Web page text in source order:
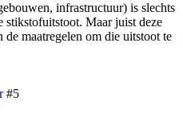
infrastructuur) is slechts
Maar juist deze
de maatregelen om die uitstoot te
#5